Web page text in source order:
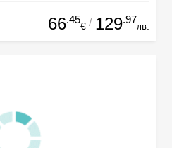
66.45
€ / 129.97
лв.